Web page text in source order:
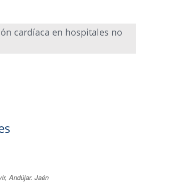
cardíaca en hospitales no
Andújar. Jaén